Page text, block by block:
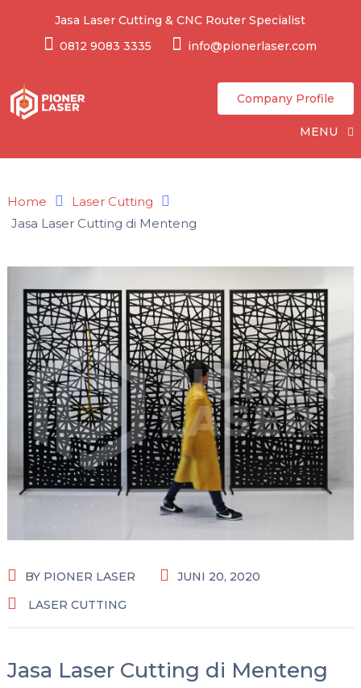
Jasa Laser Cutting & CNC Router Specialist
0812 9083 3335
info@pionerlaser.com
Company Profile
MENU
Home
Laser Cutting
Jasa Laser Cutting di Menteng
BY PIONER LASER
JUNI 20, 2020
LASER CUTTING
Jasa Laser Cutting di Menteng